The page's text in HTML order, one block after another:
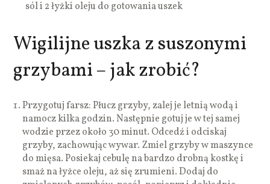
sól i 2 łyżki oleju do gotowania uszek
Wigilijne uszka z suszonymi
grzybami – jak zrobić?
Przygotuj farsz: Płucz grzyby, zalej je letnią wodą i
namocz kilka godzin. Następnie gotuj je w tej samej
wodzie przez około 30 minut. Odcedź i odciskaj
grzyby, zachowując wywar. Zmiel grzyby w maszynce
do mięsa. Posiekaj cebulę na bardzo drobną kostkę i
smaż na łyżce oleju, aż się zrumieni. Dodaj do